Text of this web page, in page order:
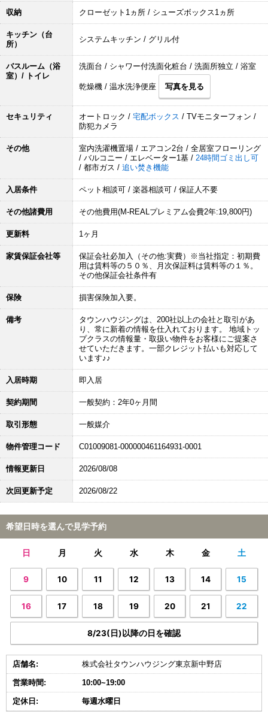
収納 クローゼット1ヵ所 / シューズボックス1ヵ所
キッチン（台
所）
システムキッチン / グリル付
バスルーム（浴
室）/ トイレ
洗面台 / シャワー付洗面化粧台 / 洗面所独立 / 浴室
乾燥機 / 温水洗浄便座 写真を見る
セキュリティ オートロック / 宅配ボックス / TVモニターフォン /
防犯カメラ
その他
室内洗濯機置場 / エアコン2台 / 全居室フローリング
/ バルコニー / エレベーター1基 / 24時間ゴミ出し可
/ 都市ガス / 追い焚き機能
入居条件 ペット相談可 / 楽器相談可 / 保証人不要
その他諸費用 その他費用(M-REALプレミアム会費2年:19,800円)
更新料 1ヶ月
家賃保証会社等
保証会社必加入（その他:実費）※当社指定：初期費
用は賃料等の５０％、月次保証料は賃料等の１％。
その他保証会社条件有
保険 損害保険加入要。
備考
タウンハウジングは、200社以上の会社と取引があ
り、常に新着の情報を仕入れております。 地域トッ
プクラスの情報量・取扱い物件をお客様にご提案さ
せていただきます。一部クレジット払いも対応して
います♪♪
入居時期 即入居
契約期間 一般契約：2年0ヶ月間
取引形態 一般媒介
物件管理コード C01009081-000000461164931-0001
情報更新日 2026/08/08
次回更新予定 2026/08/22
希望日時を選んで見学予約
日 月 火 水 木 金 土
9 10 11 12 13 14 15
16 17 18 19 20 21 22
8/23(日)以降の日を確認
店舗名: 株式会社タウンハウジング東京新中野店
営業時間: 10:00~19:00
定休日: 毎週水曜日